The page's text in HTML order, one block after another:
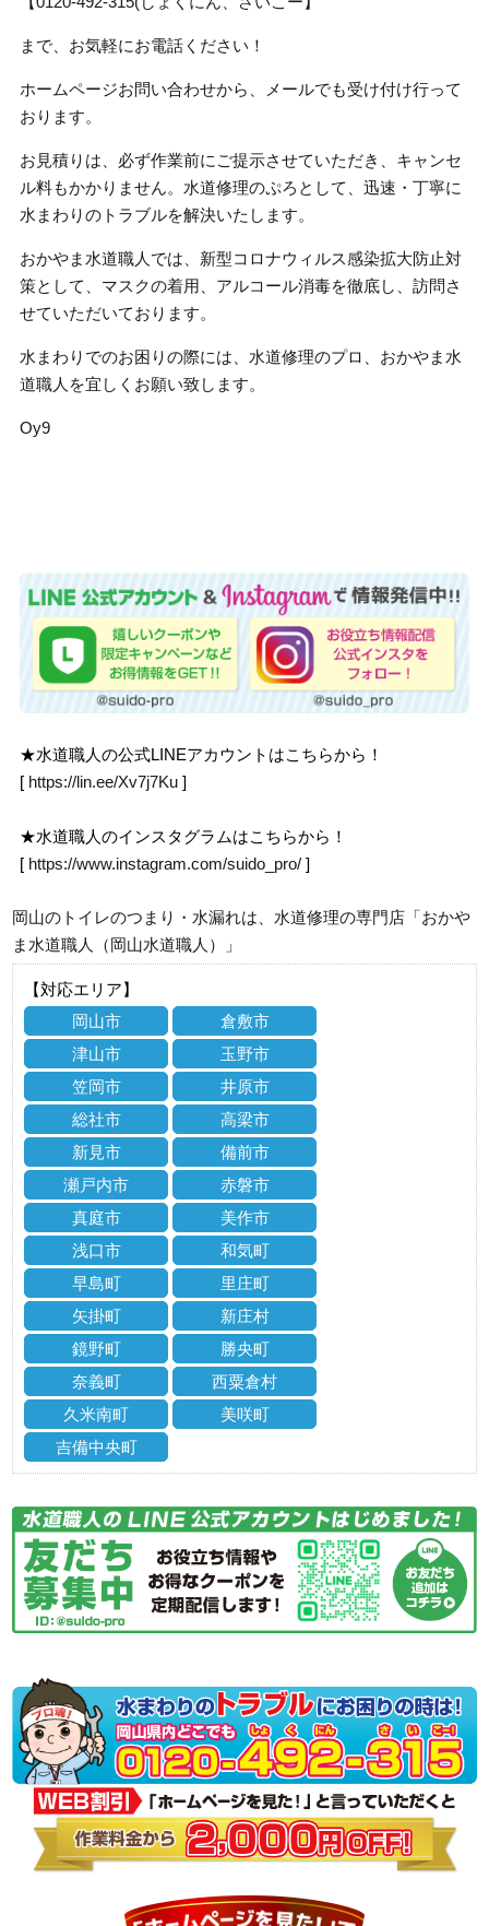
まで、お気軽にお電話ください！
ホームページお問い合わせから、メールでも受け付け行って
おります。
お見積りは、必ず作業前にご提示させていただき、キャンセ
ル料もかかりません。水道修理のぷろとして、迅速・丁寧に
水まわりのトラブルを解決いたします。
おかやま水道職人では、新型コロナウィルス感染拡大防止対
策として、マスクの着用、アルコール消毒を徹底し、訪問さ
せていただいております。
水まわりでのお困りの際には、水道修理のプロ、おかやま水
道職人を宜しくお願い致します。
Oy9
★水道職人の公式LINEアカウントはこちらから！
[ https://lin.ee/Xv7j7Ku ]
★水道職人のインスタグラムはこちらから！
[ https://www.instagram.com/suido_pro/ ]
岡山のトイレのつまり・水漏れは、水道修理の専門店「おかや
ま水道職人（岡山水道職人）」
【対応エリア】
岡山市
倉敷市
津山市
玉野市
笠岡市
井原市
総社市
高梁市
新見市
備前市
瀬戸内市
赤磐市
真庭市
美作市
浅口市
和気町
早島町
里庄町
矢掛町
新庄村
鏡野町
勝央町
奈義町
西粟倉村
久米南町
美咲町
吉備中央町